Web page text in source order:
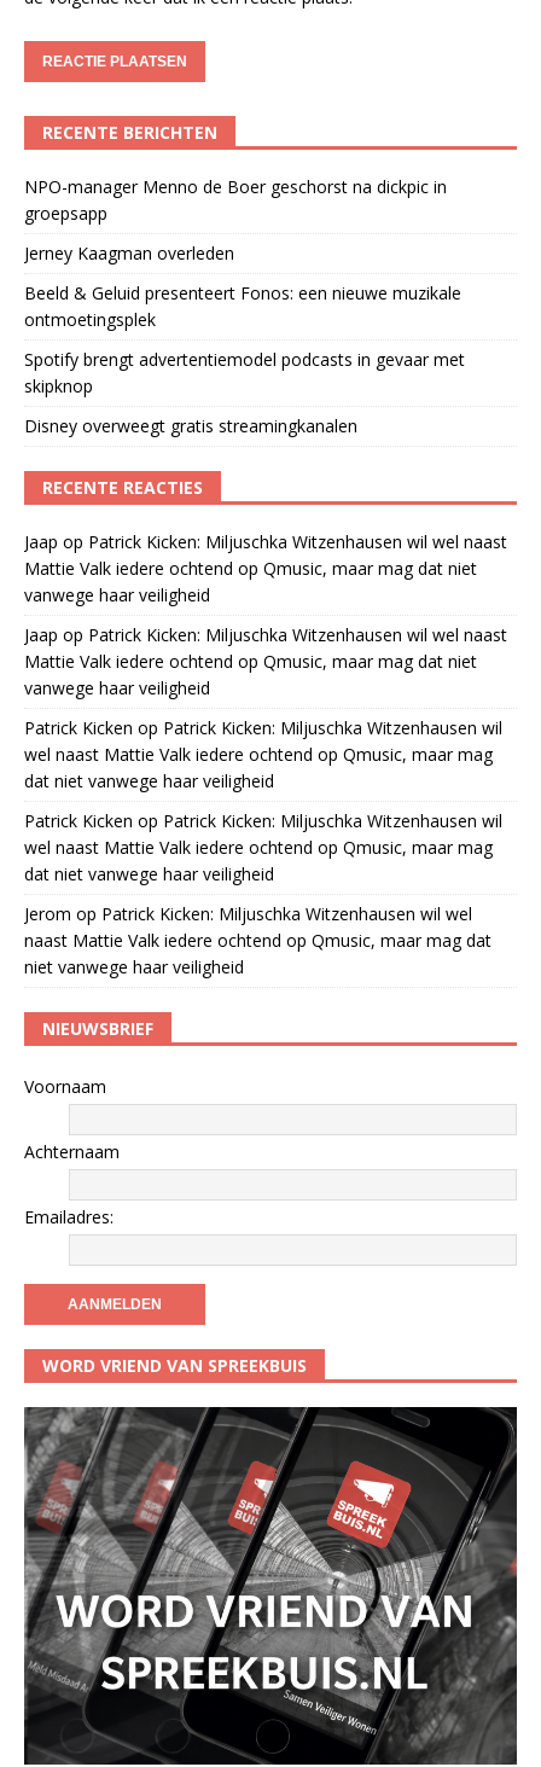
RECENTE BERICHTEN
NPO-manager Menno de Boer geschorst na dickpic in
groepsapp
Jerney Kaagman overleden
Beeld & Geluid presenteert Fonos: een nieuwe muzikale
ontmoetingsplek
Spotify brengt advertentiemodel podcasts in gevaar met
skipknop
Disney overweegt gratis streamingkanalen
RECENTE REACTIES
Jaap op Patrick Kicken: Miljuschka Witzenhausen wil wel naast
Mattie Valk iedere ochtend op Qmusic, maar mag dat niet
vanwege haar veiligheid
Jaap op Patrick Kicken: Miljuschka Witzenhausen wil wel naast
Mattie Valk iedere ochtend op Qmusic, maar mag dat niet
vanwege haar veiligheid
Patrick Kicken op Patrick Kicken: Miljuschka Witzenhausen wil
wel naast Mattie Valk iedere ochtend op Qmusic, maar mag
dat niet vanwege haar veiligheid
Patrick Kicken op Patrick Kicken: Miljuschka Witzenhausen wil
wel naast Mattie Valk iedere ochtend op Qmusic, maar mag
dat niet vanwege haar veiligheid
Jerom op Patrick Kicken: Miljuschka Witzenhausen wil wel
naast Mattie Valk iedere ochtend op Qmusic, maar mag dat
niet vanwege haar veiligheid
NIEUWSBRIEF
Voornaam
Achternaam
Emailadres:
WORD VRIEND VAN SPREEKBUIS